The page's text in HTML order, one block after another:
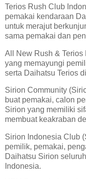
Terios Rush Club
pemakai kendaraan
untuk merajut
sama pemakai dan
All New Rush & Terios
yang memayungi
serta Daihatsu Terios
Sirion Community
buat pemakai, calon
Sirion yang memiliki
membuat keakraban
Sirion Indonesia Club
pemilik, pemakai,
Daihatsu Sirion
Indonesia.